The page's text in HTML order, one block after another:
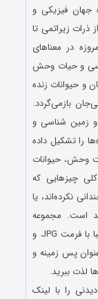
فیزیکی و
ذرات زیراتمی تا
در معناهای
و حیات وحش
و حیوانات زنده
بازمی‌گردد.
و زمین‌ شناسی و
را تشکیل داده‌
وحش، حیوانات
چیزهایی که
نکرده‌اند، یا
است. مجموعه
والپیپرهای حیوانات شامل گلچین 200 والپیپر زیبا با فرمت JPG و
پس زمینه و
لذت ببرید.
را با لینک